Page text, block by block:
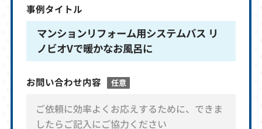
事例タイトル
マンションリフォーム用システムバス リ
ノビオVで暖かなお風呂に
お問い合わせ内容 任意